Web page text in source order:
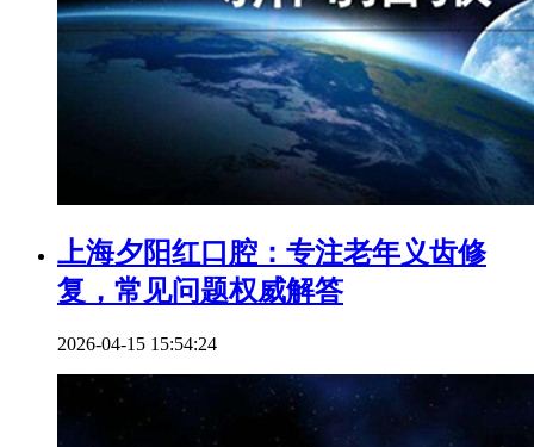
上海夕阳红口腔：专注老年义齿修
复，常见问题权威解答
2026-04-15 15:54:24